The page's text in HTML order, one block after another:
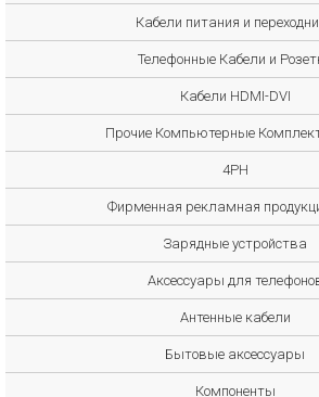
Кабели питания и
Телефонные Кабели и
Кабели HDMI-DVI
Прочие Компьютерные
4PH
Фирменная рекламная
Зарядные устройства
Аксессуары для
Антенные кабели
Бытовые аксессуары
Компоненты